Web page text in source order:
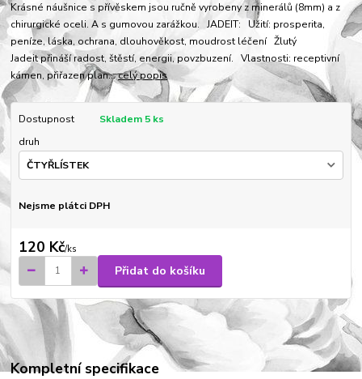
Krásné náušnice s přívěskem jsou ručně vyrobeny z minerálů (8mm) a z
chirurgické oceli. A s gumovou zarážkou. JADEIT: Užití: prosperita,
peníze, láska, ochrana, dlouhověkost, moudrost léčení Žlutý
Jadeit přináší radost, štěstí, energii, povzbuzení. Vlastnosti: receptivní
kámen, přiřazen plan...celý popis
Dostupnost
Skladem 5 ks
druh
Nejsme plátci DPH
120 Kč/ks
Přidat do košíku
Kompletní specifikace